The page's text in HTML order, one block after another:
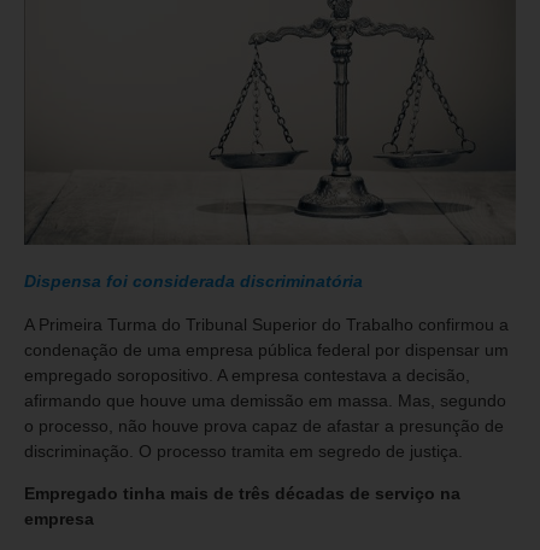
Dispensa foi considerada discriminatória
A Primeira Turma do Tribunal Superior do Trabalho confirmou a
condenação de uma empresa pública federal por dispensar um
empregado soropositivo. A empresa contestava a decisão,
afirmando que houve uma demissão em massa. Mas, segundo
o processo, não houve prova capaz de afastar a presunção de
discriminação. O processo tramita em segredo de justiça.
Empregado tinha mais de três décadas de serviço na
empresa